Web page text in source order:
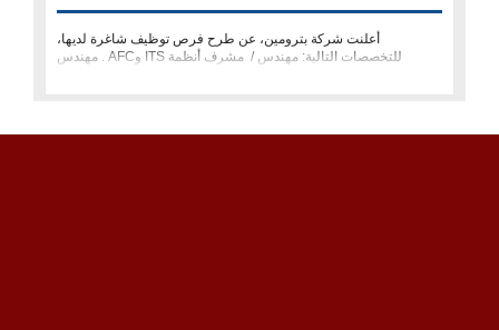
أعلنت شركة بترومين، عن طرح فرص توظيف شاغرة لديها،
للتخصصات التالية: مهندس / مشرف أنظمة ITS وAFC . مهندس